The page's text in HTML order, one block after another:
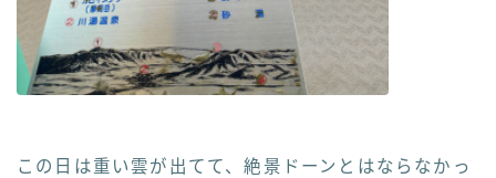
この日は重い雲が出てて、絶景ドーンとはならなかっ